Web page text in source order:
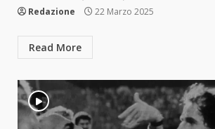
Redazione 22 Marzo 2025
Read More